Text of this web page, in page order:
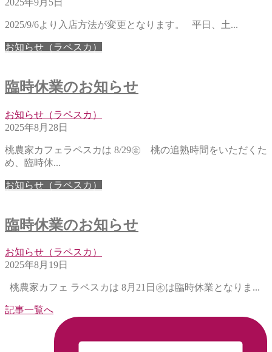
2025年9月5日
2025/9/6より入店方法が変更となります。 平日、土...
お知らせ（ラペスカ）
臨時休業のお知らせ
お知らせ（ラペスカ）
2025年8月28日
桃農家カフェラペスカは 8/29㊎ 桃の追熟時間をいただくた
め、臨時休...
お知らせ（ラペスカ）
臨時休業のお知らせ
お知らせ（ラペスカ）
2025年8月19日
桃農家カフェ ラペスカは 8月21日㊍は臨時休業となりま...
記事一覧へ